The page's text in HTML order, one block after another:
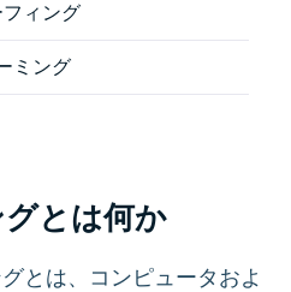
ィング
ミング
とは何か
とは、コンピュータおよ